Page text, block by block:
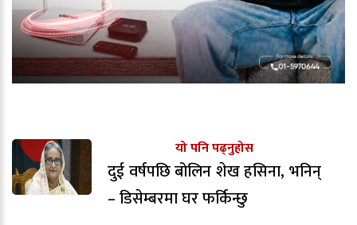
यो पनि पढ्नुहोस
दुई वर्षपछि बोलिन शेख हसिना, भनिन्
– डिसेम्बरमा घर फर्किन्छु